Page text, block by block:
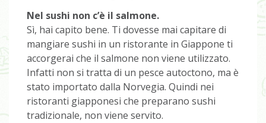
Nel sushi non c’è il salmone.
Sì, hai capito bene. Ti dovesse mai capitare di
mangiare sushi in un ristorante in Giappone ti
accorgerai che il salmone non viene utilizzato.
Infatti non si tratta di un pesce autoctono, ma è
stato importato dalla Norvegia. Quindi nei
ristoranti giapponesi che preparano sushi
tradizionale, non viene servito.